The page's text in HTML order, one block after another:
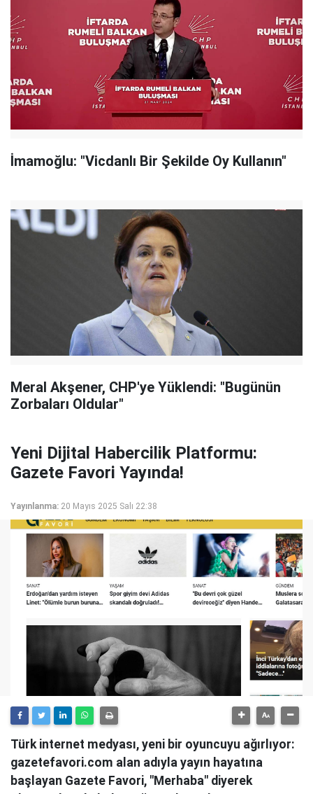
İmamoğlu: "Vicdanlı Bir Şekilde Oy Kullanın"
Meral Akşener, CHP'ye Yüklendi: "Bugünün
Zorbaları Oldular"
Yeni Dijital Habercilik Platformu:
Gazete Favori Yayında!
Yayınlanma: 20 Mayıs 2025 Salı 22:38
Türk internet medyası, yeni bir oyuncuyu ağırlıyor:
gazetefavori.com alan adıyla yayın hayatına
başlayan Gazete Favori, "Merhaba" diyerek